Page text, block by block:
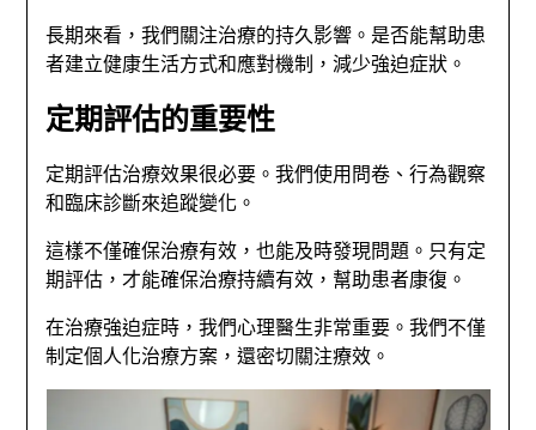
長期來看，我們關注治療的持久影響。是否能幫助患
者建立健康生活方式和應對機制，減少強迫症狀。
定期評估的重要性
定期評估治療效果很必要。我們使用問卷、行為觀察
和臨床診斷來追蹤變化。
這樣不僅確保治療有效，也能及時發現問題。只有定
期評估，才能確保治療持續有效，幫助患者康復。
在治療強迫症時，我們心理醫生非常重要。我們不僅
制定個人化治療方案，還密切關注療效。